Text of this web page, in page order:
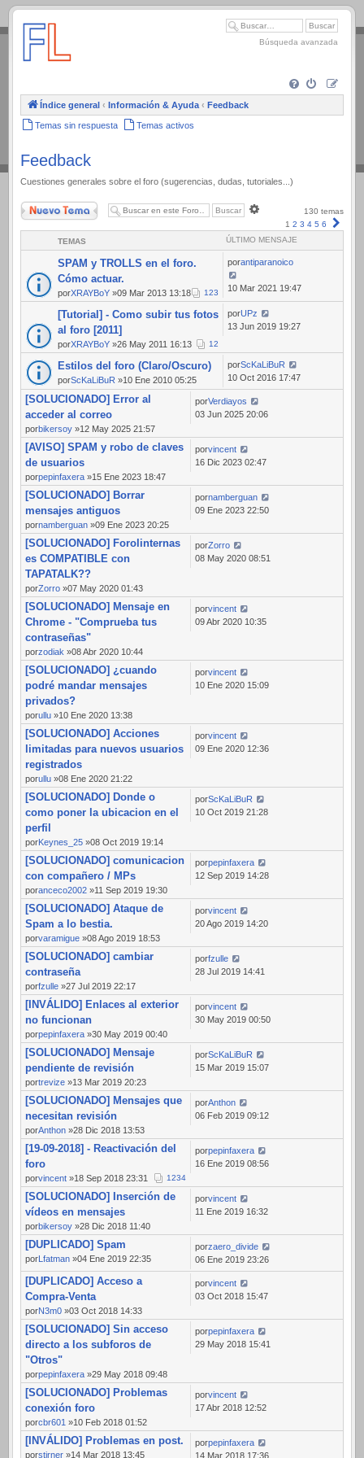
.
Búsqueda avanzada
Índice general ‹ Información & Ayuda ‹ Feedback
Temas sin respuesta Temas activos
Feedback
Cuestiones generales sobre el foro (sugerencias, dudas, tutoriales...)
Nuevo Tema
avanzada
130 temas
1 2 3 4 5 6
TEMAS ÚLTIMO MENSAJE
SPAM y TROLLS en el foro.
Cómo actuar.
porXRAYBoY »09 Mar 2013 13:18 123
porantiparanoico
10 Mar 2021 19:47
[Tutorial] - Como subir tus fotos
al foro [2011]
porXRAYBoY »26 May 2011 16:13 12
porUPz
13 Jun 2019 19:27
Estilos del foro (Claro/Oscuro)
porScKaLiBuR »10 Ene 2010 05:25
porScKaLiBuR
10 Oct 2016 17:47
[SOLUCIONADO] Error al
acceder al correo
porbikersoy »12 May 2025 21:57
porVerdiayos
03 Jun 2025 20:06
[AVISO] SPAM y robo de claves
de usuarios
porpepinfaxera »15 Ene 2023 18:47
porvincent
16 Dic 2023 02:47
[SOLUCIONADO] Borrar
mensajes antiguos
pornamberguan »09 Ene 2023 20:25
pornamberguan
09 Ene 2023 22:50
[SOLUCIONADO] Forolinternas
es COMPATIBLE con
TAPATALK??
porZorro »07 May 2020 01:43
porZorro
08 May 2020 08:51
[SOLUCIONADO] Mensaje en
Chrome - "Comprueba tus
contraseñas"
porzodiak »08 Abr 2020 10:44
porvincent
09 Abr 2020 10:35
[SOLUCIONADO] ¿cuando
podré mandar mensajes
privados?
porullu »10 Ene 2020 13:38
porvincent
10 Ene 2020 15:09
[SOLUCIONADO] Acciones
limitadas para nuevos usuarios
registrados
porullu »08 Ene 2020 21:22
porvincent
09 Ene 2020 12:36
[SOLUCIONADO] Donde o
como poner la ubicacion en el
perfil
porKeynes_25 »08 Oct 2019 19:14
porScKaLiBuR
10 Oct 2019 21:28
[SOLUCIONADO] comunicacion
con compañero / MPs
poranceco2002 »11 Sep 2019 19:30
porpepinfaxera
12 Sep 2019 14:28
[SOLUCIONADO] Ataque de
Spam a lo bestia.
porvaramigue »08 Ago 2019 18:53
porvincent
20 Ago 2019 14:20
[SOLUCIONADO] cambiar
contraseña
porfzulle »27 Jul 2019 22:17
porfzulle
28 Jul 2019 14:41
[INVÁLIDO] Enlaces al exterior
no funcionan
porpepinfaxera »30 May 2019 00:40
porvincent
30 May 2019 00:50
[SOLUCIONADO] Mensaje
pendiente de revisión
portrevize »13 Mar 2019 20:23
porScKaLiBuR
15 Mar 2019 15:07
[SOLUCIONADO] Mensajes que
necesitan revisión
porAnthon »28 Dic 2018 13:53
porAnthon
06 Feb 2019 09:12
[19-09-2018] - Reactivación del
foro
porvincent »18 Sep 2018 23:31 1234
porpepinfaxera
16 Ene 2019 08:56
[SOLUCIONADO] Inserción de
vídeos en mensajes
porbikersoy »28 Dic 2018 11:40
porvincent
11 Ene 2019 16:32
[DUPLICADO] Spam
porLfatman »04 Ene 2019 22:35
porzaero_divide
06 Ene 2019 23:26
[DUPLICADO] Acceso a
Compra-Venta
porN3m0 »03 Oct 2018 14:33
porvincent
03 Oct 2018 15:47
[SOLUCIONADO] Sin acceso
directo a los subforos de
"Otros"
porpepinfaxera »29 May 2018 09:48
porpepinfaxera
29 May 2018 15:41
[SOLUCIONADO] Problemas
conexión foro
porcbr601 »10 Feb 2018 01:52
porvincent
17 Abr 2018 12:52
[INVÁLIDO] Problemas en post.
porstirner »14 Mar 2018 13:45
porpepinfaxera
14 Mar 2018 17:36